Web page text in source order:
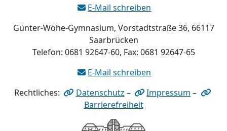
E-Mail schreiben
Günter-Wöhe-Gymnasium, Vorstadtstraße 36, 66117
Saarbrücken
Telefon: 0681 92647-60, Fax: 0681 92647-65
E-Mail schreiben
Rechtliches:
Datenschutz – Impressum –
Barrierefreiheit